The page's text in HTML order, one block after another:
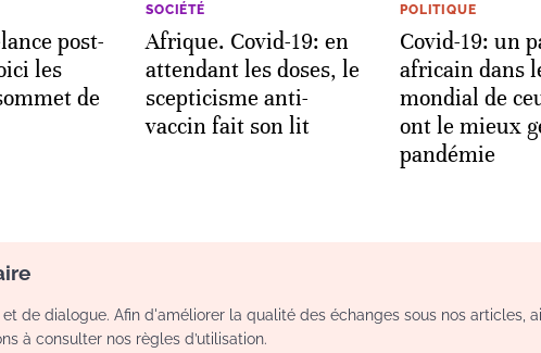
post-
les
de
SOCIÉTÉ
Afrique. Covid-19: en
attendant les doses, le
scepticisme anti-
vaccin fait son lit
POLITIQUE
Covid-19: un
africain dans
mondial de
ont le mieux
pandémie
de dialogue. Afin d'améliorer la qualité des échanges sous nos articles,
à consulter nos règles d’utilisation.